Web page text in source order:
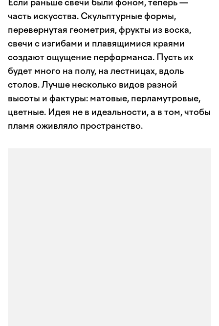
Если раньше свечи были фоном, теперь —
часть искусства. Скульптурные формы,
перевернутая геометрия, фрукты из воска,
свечи с изгибами и плавящимися краями
создают ощущение перформанса. Пусть их
будет много на полу, на лестницах, вдоль
столов. Лучше несколько видов разной
высоты и фактуры: матовые, перламутровые,
цветные. Идея не в идеальности, а в том, чтобы
пламя оживляло пространство.